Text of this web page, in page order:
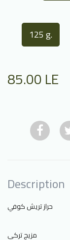
125 g.
85.00LE
Description
حراز تريش كوفي
مزيج تركي